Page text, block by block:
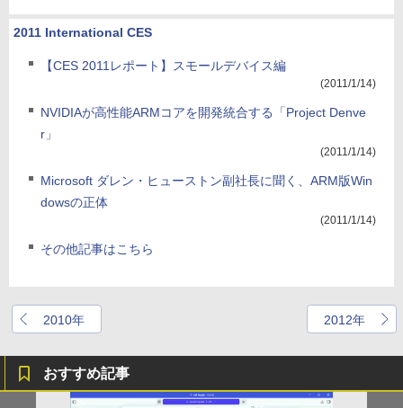
2011 International CES
【CES 2011レポート】スモールデバイス編
(2011/1/14)
NVIDIAが高性能ARMコアを開発統合する「Project Denve
r」
(2011/1/14)
Microsoft ダレン・ヒューストン副社長に聞く、ARM版Win
dowsの正体
(2011/1/14)
その他記事はこちら
2010年 2012年
おすすめ記事